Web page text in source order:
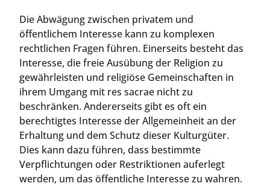
Die Abwägung zwischen privatem und
öffentlichem Interesse kann zu komplexen
rechtlichen Fragen führen. Einerseits besteht das
Interesse, die freie Ausübung der Religion zu
gewährleisten und religiöse Gemeinschaften in
ihrem Umgang mit res sacrae nicht zu
beschränken. Andererseits gibt es oft ein
berechtigtes Interesse der Allgemeinheit an der
Erhaltung und dem Schutz dieser Kulturgüter.
Dies kann dazu führen, dass bestimmte
Verpflichtungen oder Restriktionen auferlegt
werden, um das öffentliche Interesse zu wahren.